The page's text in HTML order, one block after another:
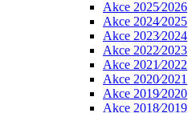
Akce 2025⁄2026
Akce 2024⁄2025
Akce 2023⁄2024
Akce 2022⁄2023
Akce 2021⁄2022
Akce 2020⁄2021
Akce 2019⁄2020
Akce 2018⁄2019